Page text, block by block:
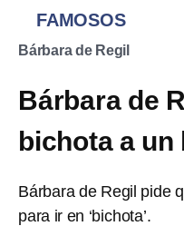
FAMOSOS
Bárbara de Regil
Bárbara de
bichota a un
Bárbara de Regil pide
para ir en ‘bichota’.